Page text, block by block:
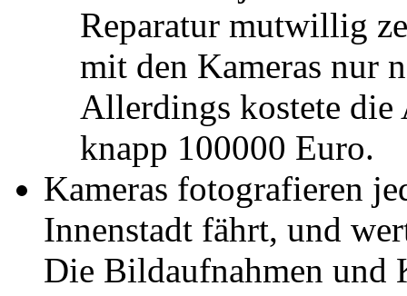
Reparatur mutwillig
mit den Kameras nur
Allerdings kostete die
knapp 100000 Euro.
Kameras fotografieren
Innenstadt fährt, und
Die Bildaufnahmen und